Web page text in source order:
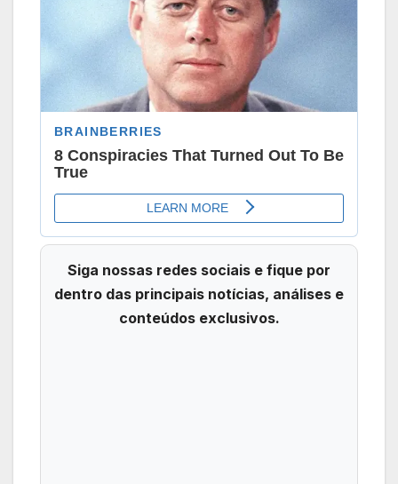
Siga nossas redes sociais e fique por
dentro das principais notícias, análises e
conteúdos exclusivos.